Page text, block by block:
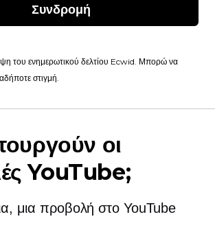
Συνδρομή
του ενημερωτικού δελτίου Ecwid. Μπορώ να
στιγμή.
οι
YouTube;
μια προβολή στο YouTube